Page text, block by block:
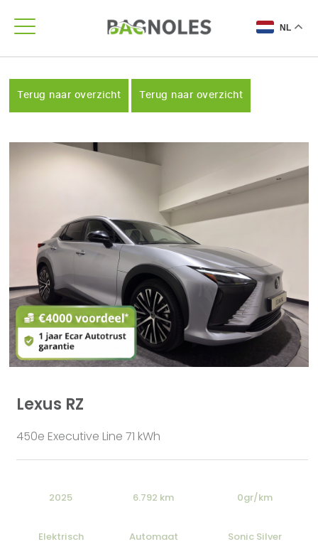
NL
Terug naar overzicht Terug naar overzicht
Lexus RZ
450e Executive Line 71 kWh
2025 6.792 km 0gr/km
Elektrisch Automaat Sonic Silver